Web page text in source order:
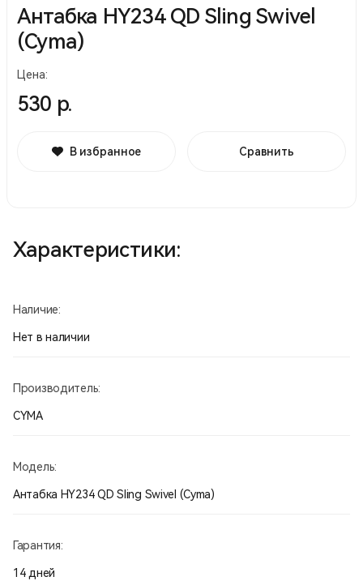
Антабка HY234 QD Sling Swivel
(Cyma)
Цена:
530 р.
В избранное Сравнить
Характеристики:
Наличие:
Нет в наличии
Производитель:
CYMA
Модель:
Антабка HY234 QD Sling Swivel (Cyma)
Гарантия:
14 дней